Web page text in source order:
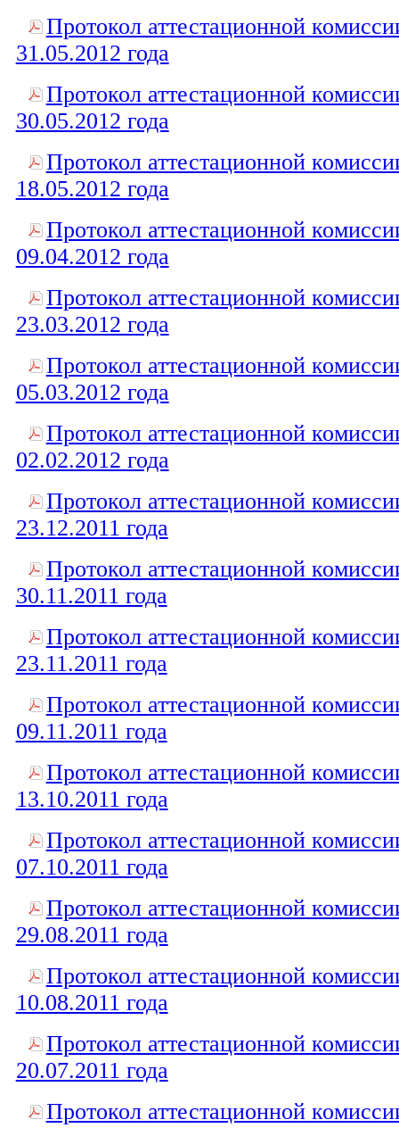
Протокол аттестационной
31.05.2012 года
Протокол аттестационной
30.05.2012 года
Протокол аттестационной
18.05.2012 года
Протокол аттестационной
09.04.2012 года
Протокол аттестационной
23.03.2012 года
Протокол аттестационной
05.03.2012 года
Протокол аттестационной
02.02.2012 года
Протокол аттестационной
23.12.2011 года
Протокол аттестационной
30.11.2011 года
Протокол аттестационной
23.11.2011 года
Протокол аттестационной
09.11.2011 года
Протокол аттестационной
13.10.2011 года
Протокол аттестационной
07.10.2011 года
Протокол аттестационной
29.08.2011 года
Протокол аттестационной
10.08.2011 года
Протокол аттестационной
20.07.2011 года
Протокол аттестационной